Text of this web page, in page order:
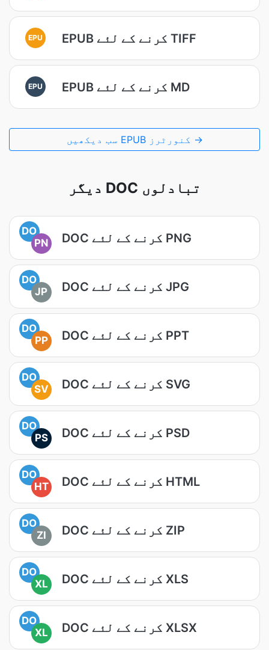
EPU EPUB کرنے کے لئے TIFF
EPU EPUB کرنے کے لئے MD
سب دیکھیں EPUB کنورٹرز →
دیگر DOC تبادلوں
DO
PN
DOC کرنے کے لئے PNG
DO
JP
DOC کرنے کے لئے JPG
DO
PP
DOC کرنے کے لئے PPT
DO
SV
DOC کرنے کے لئے SVG
DO
PS
DOC کرنے کے لئے PSD
DO
HT
DOC کرنے کے لئے HTML
DO
ZI
DOC کرنے کے لئے ZIP
DO
XL
DOC کرنے کے لئے XLS
DO
XL
DOC کرنے کے لئے XLSX